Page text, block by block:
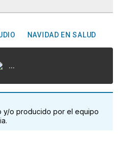
NAVIDAD EN SALUD
...
y/o producido por el equipo